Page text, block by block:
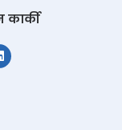
कार्की